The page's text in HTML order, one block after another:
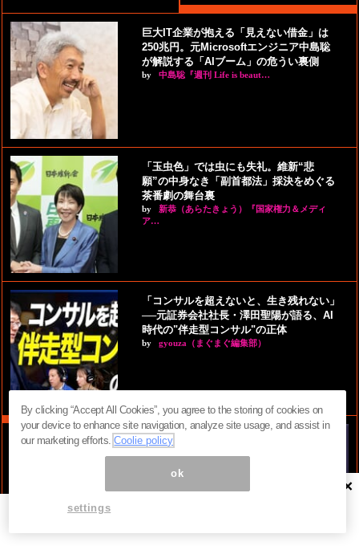
巨大IT企業が抱える「見えない借金」は
250兆円。元Microsoftエンジニア中島聡
が解説する「AIブーム」の危うい裏側
by 中島聡『週刊 Life is beaut…
「玉虫色」では虫にも失礼。維新“悲
願”の中身なき「副首都法」採決をめぐる
茶番劇の舞台裏
by
新恭（あらたきょう）『国家権力＆メディ
ア…
「コンサルを超えないと、生き残れない」
──元証券会社社長・澤田聖陽が語る、AI
時代の"伴走型コンサル"の正体
by gyouza（まぐまぐ編集部）
×
By clicking “Accept All Cookies”, you agree to the storing of cookies on
your device to enhance site navigation, analyze site usage, and assist in
our marketing efforts.Coolie policy
ok
settings